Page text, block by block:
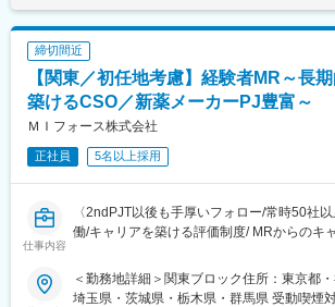
■当社の特徴
研修終了後は各製薬メーカーのプロジェクト
クラクトMR』。配属期間は平均2～3年程
ェクトが豊富にあり、成長機会が広がります
がんや希少疾患の医薬品担当など専門性を
ネジメント・人材育成など多様なキャリア
つくため、将来にわたって活かせる市場価
くことが可能です。
変更の範囲：会社の定める業務
医薬品は「どの成分に、どのような効果があ
いのか」などの情報が付加されて、初めて効
きます。医師への適切な医薬品情報の提供
治療、地域医療課題に貢献することができま
・入社から3か月間：座学研修（導入教育）
わせて行う、MR認定試験に100％を担保す
す。
フォロー体制を整えております。
★入社同期がいるため、一緒に頑張れる環境
定）賃金はあくまでも目安の金額であり、
可能性があります。月給(月額)は固定手当を
締切間近
【関東／初任地考慮】経験者MR～長
築けるCSO／新薬メーカーPJ豊富～
ＭＩフォース株式会社
正社員 5名以上採用
仕事内容
〈2ndPJT以後も手厚いフォロー/常時50社
働/キャリアを築ける評価制度/ MRからのキ
クライアントである製薬会社のプロジェク
活躍していただきます。病院やクリニックの
＜勤務地詳細＞関東ブロック住所：東京都
埼玉県・茨城県・栃木県・群馬県 受動喫煙